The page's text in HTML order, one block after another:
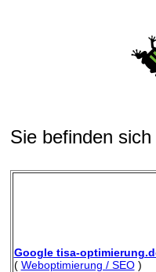
Sie befinden
Google tisa-
( Weboptimierung / SEO)